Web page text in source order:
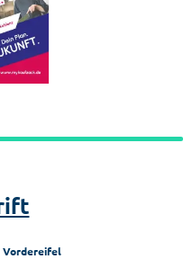
Vordereifel